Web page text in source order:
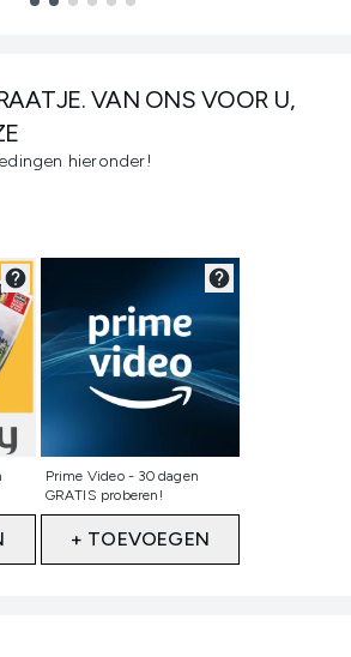
VAN ONS VOOR U,
hieronder!
Prime Video - 30 dagen
GRATIS proberen!
Niet geselecteerd
+ TOEVOEGEN